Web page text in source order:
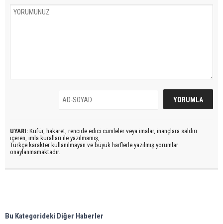
UYARI: Küfür, hakaret, rencide edici cümleler veya imalar, inançlara saldırı
içeren, imla kuralları ile yazılmamış,
Türkçe karakter kullanılmayan ve büyük harflerle yazılmış yorumlar
onaylanmamaktadır.
Bu Kategorideki Diğer Haberler